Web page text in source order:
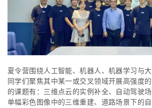
夏令营围绕人工智能、机器人、机器学习与大
同学们聚焦其中某一或交叉领域开展高强度
的课题有：三维点云的实例补全、自动驾驶场
单幅彩色图像中的三维重建、道路场景下的